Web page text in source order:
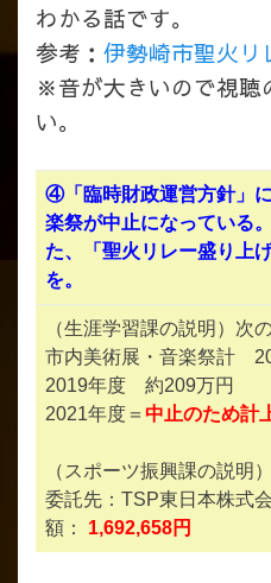
わかる話です。
参考： 伊勢崎市聖火リ
※音が大きいので視聴
い。
④「臨時財政運営方針」
楽祭が中止になっている
た、「聖火リレー盛り上
を。
（生涯学習課の説明）次
市内美術展・音楽祭計
2019年度 約209万円
2021年度＝ 中 止のため計
（スポーツ振興課の説明
委託先：TSP東日本株
額： 1,692,658円